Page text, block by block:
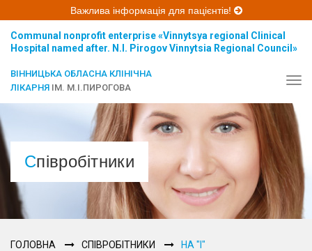
Важлива інформація для пацієнтів!
Communal nonprofit enterprise «Vinnytsya regional Clinical
Hospital named after. N.I. Pirogov Vinnytsia Regional Council»
ВІННИЦЬКА ОБЛАСНА КЛІНІЧНА
ЛІКАРНЯ ІМ. М.І.ПИРОГОВА
Співробітники
ГОЛОВНА СПІВРОБІТНИКИ НА "І"